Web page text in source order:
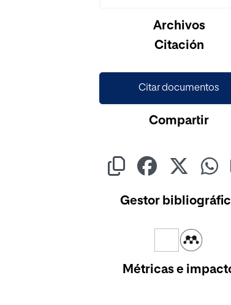
Archivos
Citación
Citar documentos
Compartir
Gestor
Métricas e